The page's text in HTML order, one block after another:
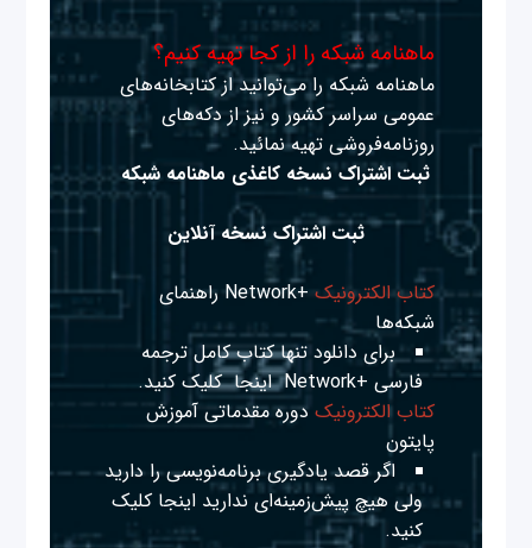
ماهنامه شبکه را از کجا تهیه کنیم؟
ماهنامه شبکه را می‌توانید از کتابخانه‌های
عمومی سراسر کشور و نیز از دکه‌های
روزنامه‌فروشی تهیه نمائید.
ثبت اشتراک نسخه کاغذی ماهنامه شبکه
ثبت اشتراک نسخه آنلاین
کتاب الکترونیک
+Network راهنمای
شبکه‌ها
برای دانلود تنها کتاب کامل ترجمه
فارسی +Network
اینجا کلیک کنید.
کتاب الکترونیک دوره مقدماتی آموزش
پایتون
اگر قصد یادگیری برنامه‌نویسی را دارید
ولی هیچ پیش‌زمینه‌ای نداریداینجا کلیک
کنید.